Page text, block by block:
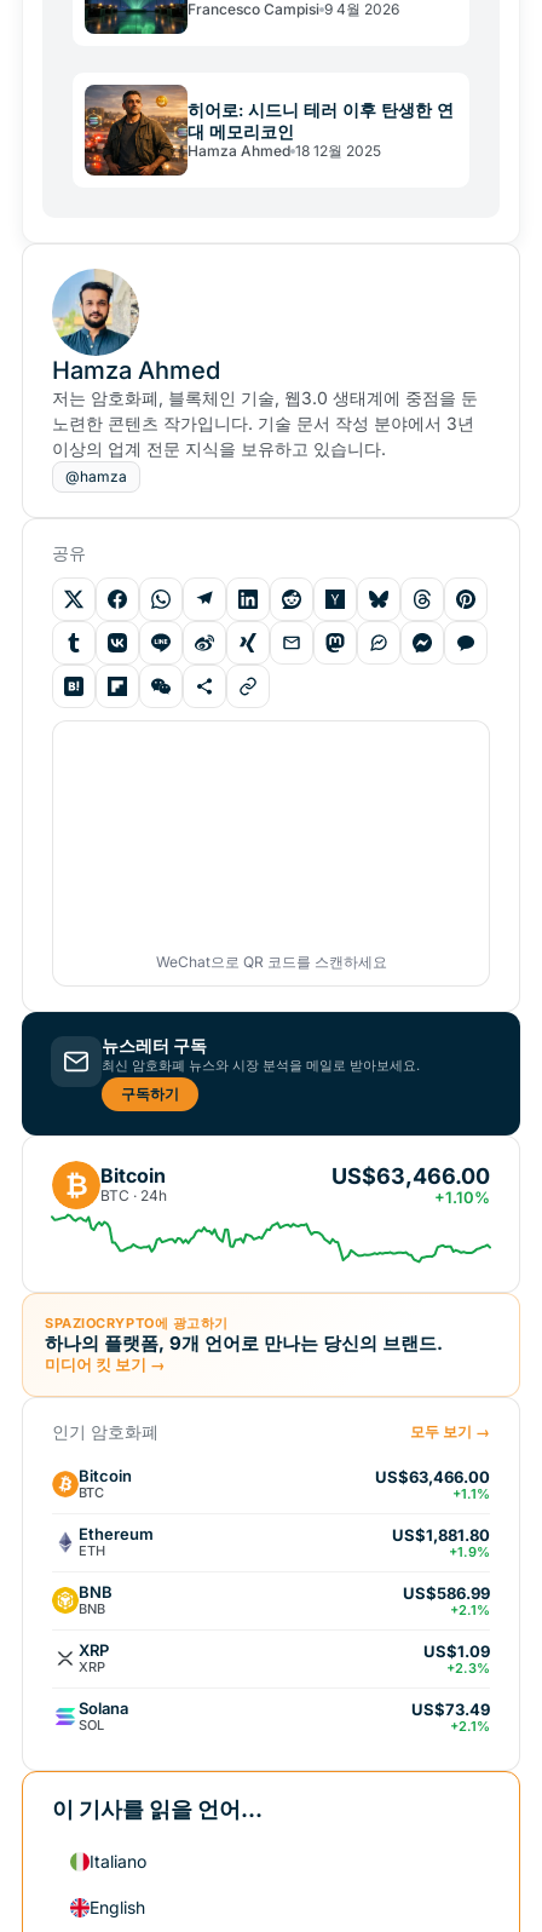
신청
Francesco Campisi 9 4월 2026
히어로: 시드니 테러 이후 탄생한 연
대 메모리코인
Hamza Ahmed 18 12월 2025
Hamza Ahmed
저는 암호화폐, 블록체인 기술, 웹3.0 생태계에 중점을 둔
노련한 콘텐츠 작가입니다. 기술 문서 작성 분야에서 3년
이상의 업계 전문 지식을 보유하고 있습니다.
@hamza
공유
WeChat으로 QR 코드를 스캔하세요
뉴스레터 구독
최신 암호화폐 뉴스와 시장 분석을 메일로 받아보세요.
구독하기
₿ Bitcoin
BTC · 24h
US$63,466.00
+1.10%
SPAZIOCRYPTO에 광고하기
하나의 플랫폼, 9개 언어로 만나는 당신의 브랜드.
미디어 킷 보기 →
인기 암호화폐 모두 보기 →
Bitcoin
BTC
US$63,466.00
+1.1%
Ethereum
ETH
US$1,881.80
+1.9%
BNB
BNB
US$586.99
+2.1%
XRP
XRP
US$1.09
+2.3%
Solana
SOL
US$73.49
+2.1%
이 기사를 읽을 언어...
Italiano
English